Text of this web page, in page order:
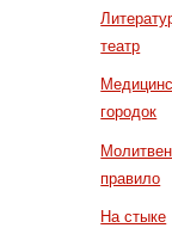
театр
городок
правило
На стыке